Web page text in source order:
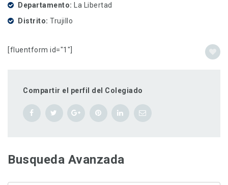
Departamento La Libertad
Distrito Trujillo
[fluentform id="1"]
Compartir el perfil del Colegiado
Busqueda Avanzada